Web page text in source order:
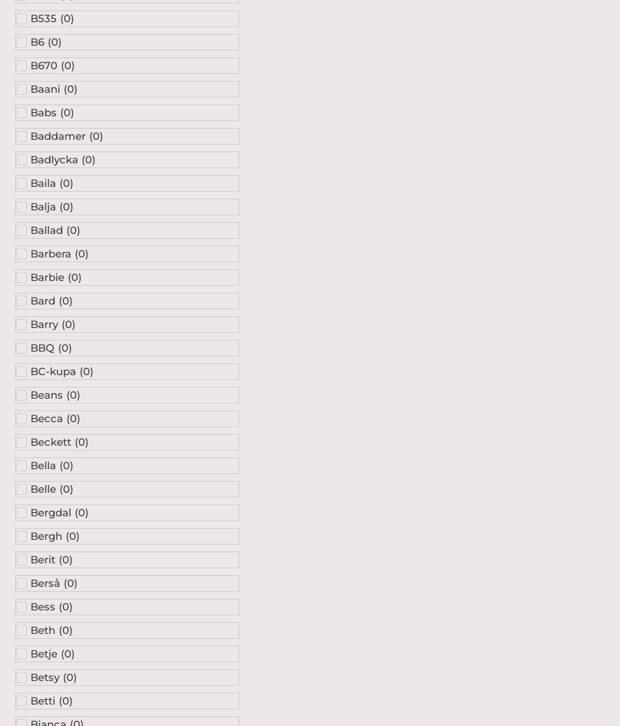
B535 (0)
B6 (0)
B670 (0)
Baani (0)
Babs (0)
Baddamer (0)
Badlycka (0)
Baila (0)
Balja (0)
Ballad (0)
Barbera (0)
Barbie (0)
Bard (0)
Barry (0)
BBQ (0)
BC-kupa (0)
Beans (0)
Becca (0)
Beckett (0)
Bella (0)
Belle (0)
Bergdal (0)
Bergh (0)
Berit (0)
Berså (0)
Bess (0)
Beth (0)
Betje (0)
Betsy (0)
Betti (0)